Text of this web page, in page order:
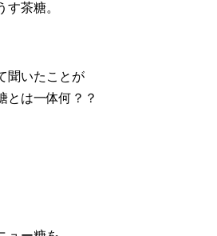
す茶糖。
聞いたことが
とは一体何？？